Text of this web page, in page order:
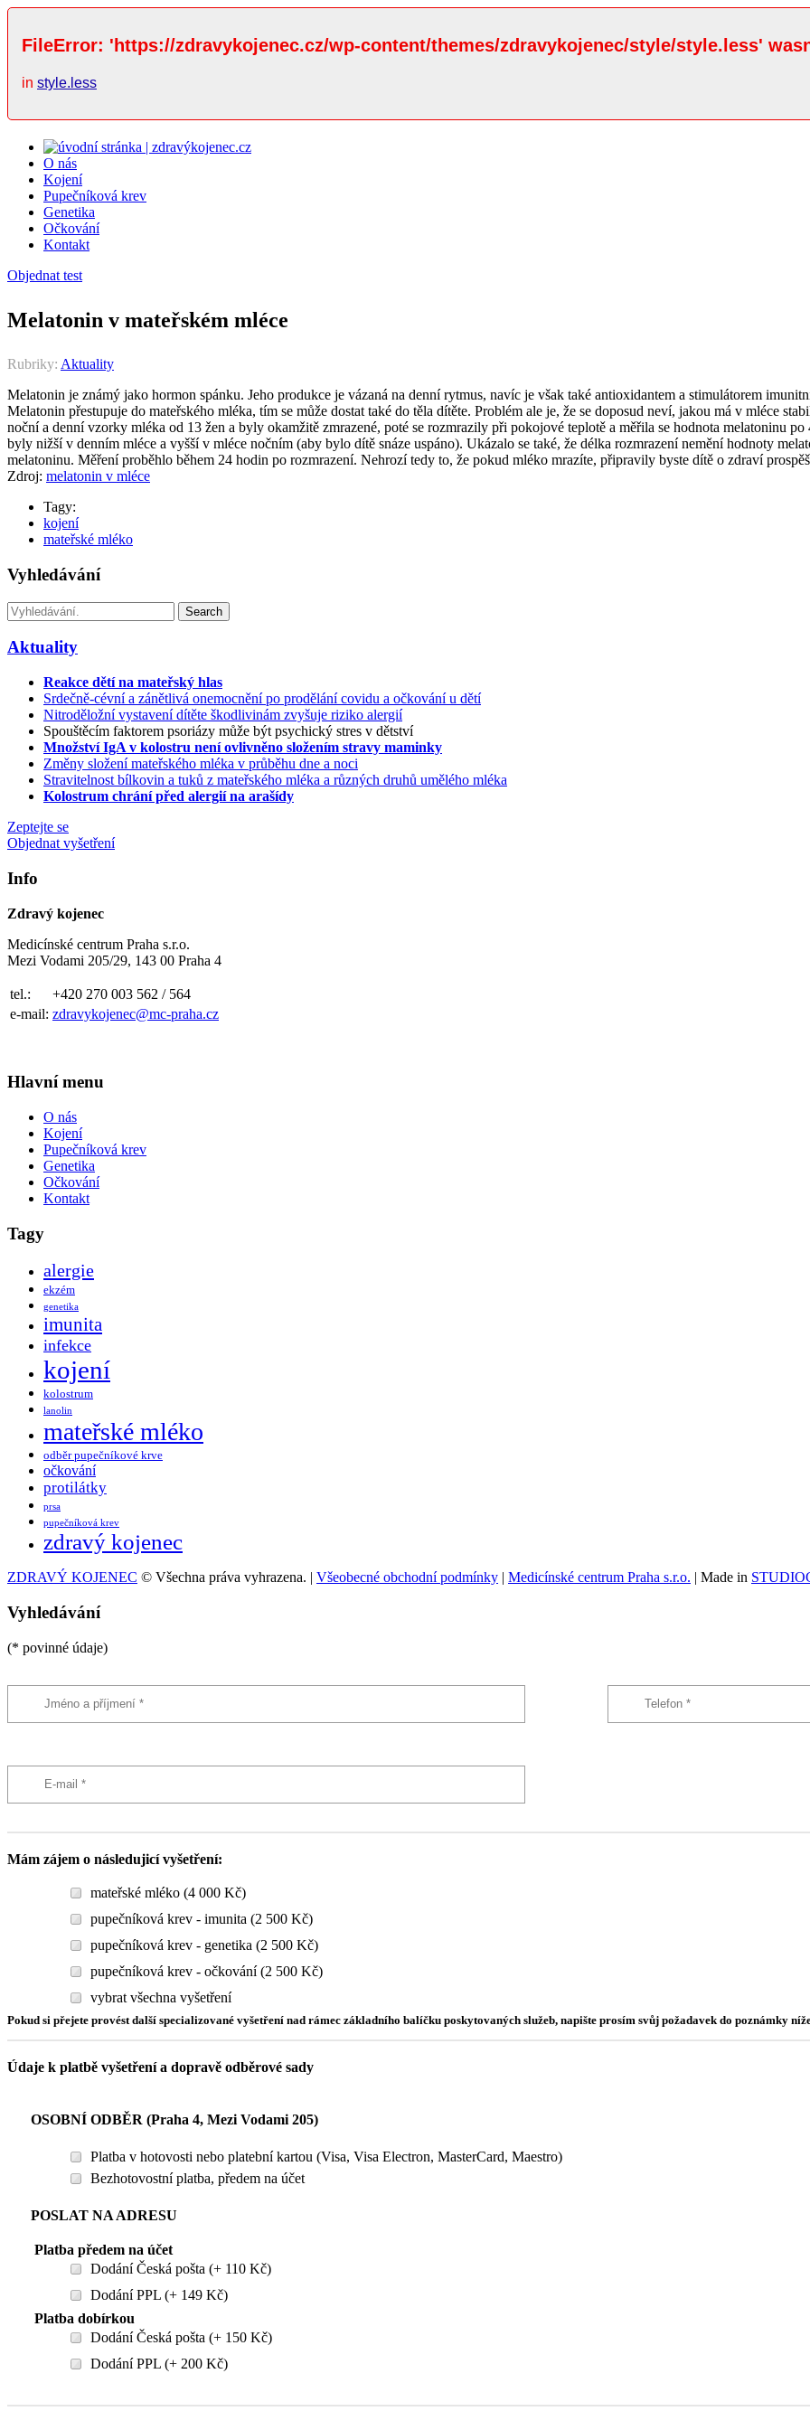
FileError: 'https://zdravykojenec.cz/wp-content/themes/zdravykojenec/style/style.less'
in style.less
O nás
Kojení
Pupečníková krev
Genetika
Očkování
Kontakt
Objednat test
Melatonin v mateřském mléce
Rubriky: Aktuality
Melatonin je známý jako hormon spánku. Jeho produkce je vázaná na denní rytmus, navíc je však také antioxidantem a stimulátorem
Melatonin přestupuje do mateřského mléka, tím se může dostat také do těla dítěte. Problém ale je, že se doposud neví, jakou má v mléce
noční a denní vzorky mléka od 13 žen a byly okamžitě zmrazené, poté se rozmrazily při pokojové teplotě a měřila se hodnota melatoninu
byly nižší v denním mléce a vyšší v mléce nočním (aby bylo dítě snáze uspáno). Ukázalo se také, že délka rozmrazení nemění hodnoty
melatoninu. Měření proběhlo během 24 hodin po rozmrazení. Nehrozí tedy to, že pokud mléko mrazíte, připravily byste dítě o zdraví
Zdroj: melatonin v mléce
Tagy:
kojení
mateřské mléko
Vyhledávání
Search
Aktuality
Reakce dětí na mateřský hlas
Srdečně-cévní a zánětlivá onemocnění po prodělání covidu a očkování u dětí
Nitroděložní vystavení dítěte škodlivinám zvyšuje riziko alergií
Spouštěcím faktorem psoriázy může být psychický stres v dětství
Množství IgA v kolostru není ovlivněno složením stravy maminky
Změny složení mateřského mléka v průběhu dne a noci
Stravitelnost bílkovin a tuků z mateřského mléka a různých druhů umělého mléka
Kolostrum chrání před alergií na arašídy
Zeptejte se
Objednat vyšetření
Info
Zdravý kojenec
Medicínské centrum Praha s.r.o.
Mezi Vodami 205/29, 143 00 Praha 4
tel.:
+420 270 003 562 / 564
e-mail: zdravykojenec@mc-praha.cz
Hlavní menu
O nás
Kojení
Pupečníková krev
Genetika
Očkování
Kontakt
Tagy
alergie
ekzém
genetika
imunita
infekce
kojení
kolostrum
lanolin
mateřské mléko
odběr pupečníkové krve
očkování
protilátky
prsa
pupečníková krev
zdravý kojenec
ZDRAVÝ KOJENEC © Všechna práva vyhrazena. | Všeobecné obchodní podmínky | Medicínské centrum Praha s.r.o. | Made in
Vyhledávání
(* povinné údaje)
Mám zájem o následujicí vyšetření:
mateřské mléko (4 000 Kč)
pupečníková krev - imunita (2 500 Kč)
pupečníková krev - genetika (2 500 Kč)
pupečníková krev - očkování (2 500 Kč)
vybrat všechna vyšetření
Pokud si přejete provést další specializované vyšetření nad rámec základního balíčku poskytovaných služeb, napište prosím svůj požadavek do poznámky
Údaje k platbě vyšetření a dopravě odběrové sady
OSOBNÍ ODBĚR (Praha 4, Mezi Vodami 205)
Platba v hotovosti nebo platební kartou (Visa, Visa Electron, MasterCard, Maestro)
Bezhotovostní platba, předem na účet
POSLAT NA ADRESU
Platba předem na účet
Dodání Česká pošta (+ 110 Kč)
Dodání PPL (+ 149 Kč)
Platba dobírkou
Dodání Česká pošta (+ 150 Kč)
Dodání PPL (+ 200 Kč)